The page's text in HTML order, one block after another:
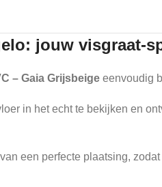
jouw visgraat-
– Gaia Grijsbeige eenvoudig
in het echt te bekijken en
een perfecte plaatsing,